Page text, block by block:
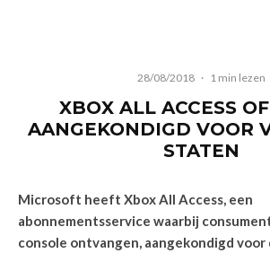
28/08/2018 · 1 min lezen
XBOX ALL ACCESS
AANGEKONDIGD VOOR
STATEN
Microsoft heeft Xbox All Access, een
abonnementsservice waarbij
console ontvangen, aangekondigd voor